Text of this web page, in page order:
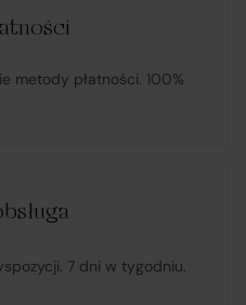
metody płatności. 100%
7 dni w tygodniu.
związanych z
zgodność Towaru z
i roszczenia